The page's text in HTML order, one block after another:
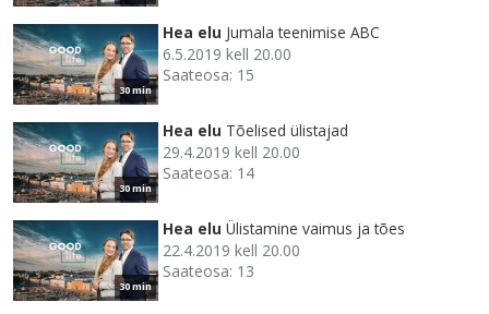
30 min
Hea elu Jumala teenimise ABC
6.5.2019 kell 20.00
Saateosa: 15
30 min
Hea elu Tõelised ülistajad
29.4.2019 kell 20.00
Saateosa: 14
30 min
Hea elu Ülistamine vaimus ja tões
22.4.2019 kell 20.00
Saateosa: 13